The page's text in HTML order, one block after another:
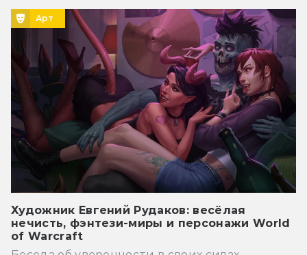
Арт
Художник Евгений Рудаков: весёлая
нечисть, фэнтези-миры и персонажи World
of Warcraft